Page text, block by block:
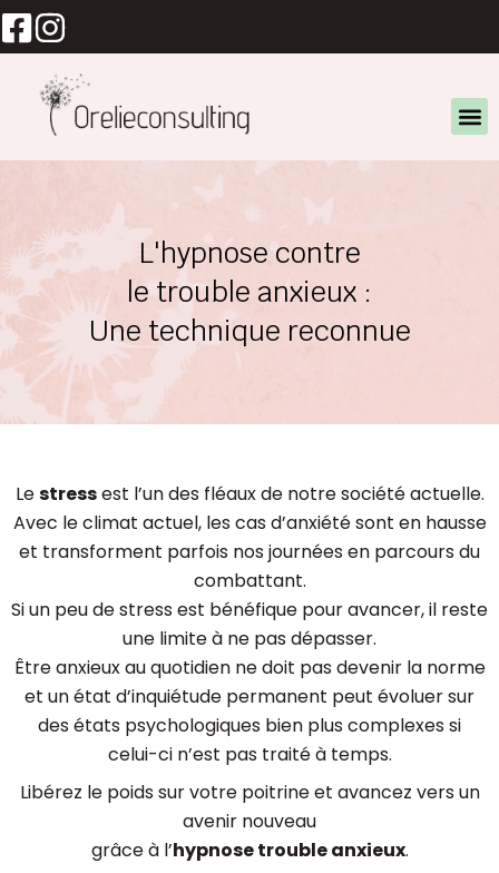
Aller
au
contenu
L'hypnose contre
le trouble anxieux :
Une technique reconnue
Lestressest l’un des fléaux de notre société actuelle.
Avec le climat actuel, les cas d’anxiété sont en hausse
et transforment parfois nos journées en parcours du
combattant.
Si un peu de stress est bénéfique pour avancer, il reste
une limite à ne pas dépasser.
Être anxieux au quotidien ne doit pas devenir la norme
et un état d’inquiétude permanent peut évoluer sur
des états psychologiques bien plus complexes si
celui-ci n’est pas traité à temps.
Libérez le poids sur votre poitrine et avancez vers un
avenir nouveau
grâce à l’hypnose trouble anxieux.